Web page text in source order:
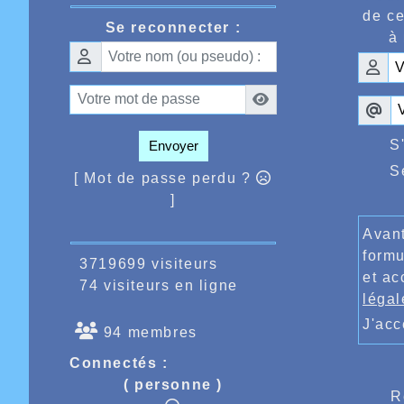
avec
les
Léo
Le
ème,
elle
au
saut
jeunes
Sur
Se reconnecter :
Envoyer
[ Mot de passe perdu ?
]
3719699 visiteurs
74 visiteurs en ligne
94 membres
Connectés :
( personne )
de
à
et